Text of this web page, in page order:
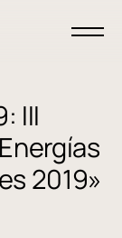
III
2019»